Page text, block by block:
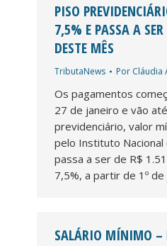
PISO
7,5% E PASSA A
DESTE MÊS
TributaNews Por Cláudia
Os pagamentos
27 de janeiro e vão
previdenciário, valor
pelo Instituto Nacional
passa a ser de R$
7,5%, a partir de 1º
SALÁRIO MÍNIMO –